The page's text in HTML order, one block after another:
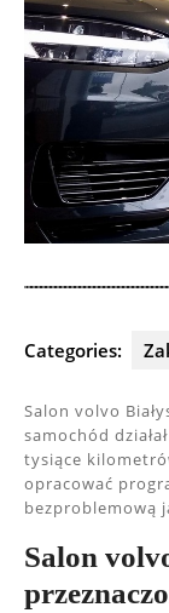
Categories:
Salon volvo
samochód
tysiące
opracować
bezproblemową
Salon